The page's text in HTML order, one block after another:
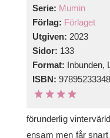
Serie: Mumin
Förlag: Förlaget
Utgiven: 2023
Sidor: 133
Format: Inbunden,
ISBN:
förunderlig
ensam men får